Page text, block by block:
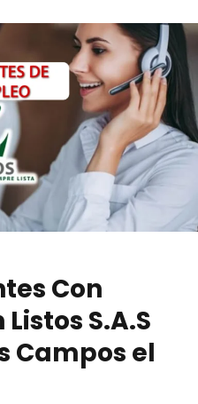
Con
S.A.S
Campos el